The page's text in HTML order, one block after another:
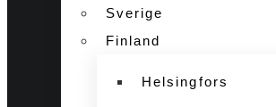
Sverige
Finland
Helsingfors